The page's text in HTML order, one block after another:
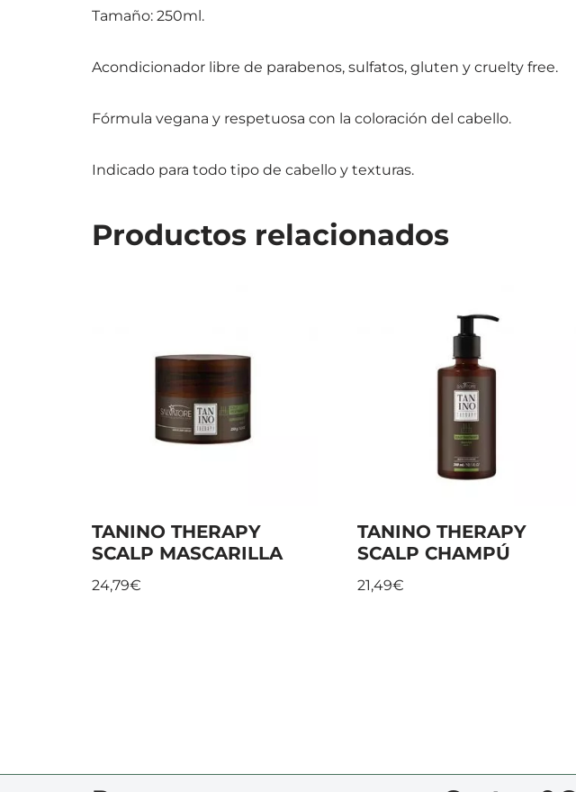
Tamaño: 250ml.
Acondicionador libre de parabenos, sulfatos, gluten y cruelty free.
Fórmula vegana y respetuosa con la coloración del cabello.
Indicado para todo tipo de cabello y texturas.
Productos relacionados
TANINO THERAPY
SCALP MASCARILLA
24,79€
TANINO THERAPY
SCALP CHAMPÚ
21,49€